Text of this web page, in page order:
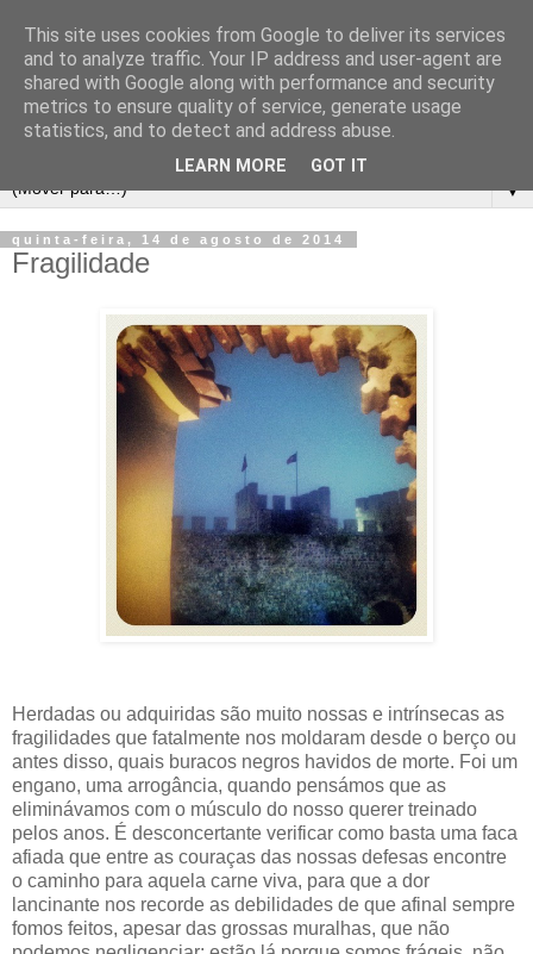
▼
quinta-feira, 14 de agosto de 2014
Fragilidade
Herdadas ou adquiridas são muito nossas e intrínsecas as
fragilidades que fatalmente nos moldaram desde o berço ou
antes disso, quais buracos negros havidos de morte. Foi um
engano, uma arrogância, quando pensámos que as
eliminávamos com o músculo do nosso querer treinado
pelos anos. É desconcertante verificar como basta uma faca
afiada que entre as couraças das nossas defesas encontre
o caminho para aquela carne viva, para que a dor
lancinante nos recorde as debilidades de que afinal sempre
fomos feitos, apesar das grossas muralhas, que não
This site uses cookies from Google to deliver its services
and to analyze traffic. Your IP address and user-agent are
shared with Google along with performance and security
metrics to ensure quality of service, generate usage
statistics, and to detect and address abuse.
LEARN MORE GOT IT